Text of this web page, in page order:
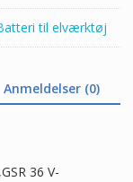
til elværktøj
Anmeldelser (0)
36 V-